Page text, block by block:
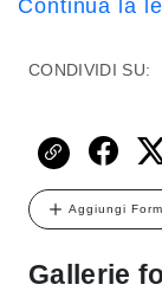
Continua la
CONDIVIDI SU:
Aggiungi
Gallerie